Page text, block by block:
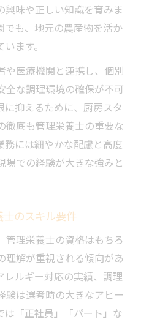
興味や正しい知識を育みま
でも、地元の農産物を活か
ます。
や医療機関と連携し、個別
全な調理環境の確保が不可
抑えるために、厨房スタ
徹底も管理栄養士の重要な
には細やかな配慮と高度
場での経験が大きな強みと
のスキル要件
管理栄養士の資格はもちろ
理解が重視される傾向があ
レルギー対応の実績、調理
験は選考時の大きなアピー
は「正社員」「パート」な